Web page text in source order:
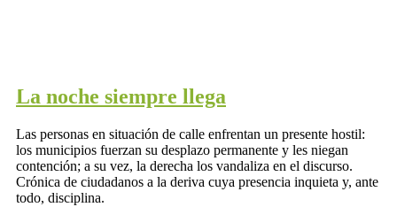
La noche siempre llega
Las personas en situación de calle enfrentan un presente hostil:
los municipios fuerzan su desplazo permanente y les niegan
contención; a su vez, la derecha los vandaliza en el discurso.
Crónica de ciudadanos a la deriva cuya presencia inquieta y, ante
todo, disciplina.